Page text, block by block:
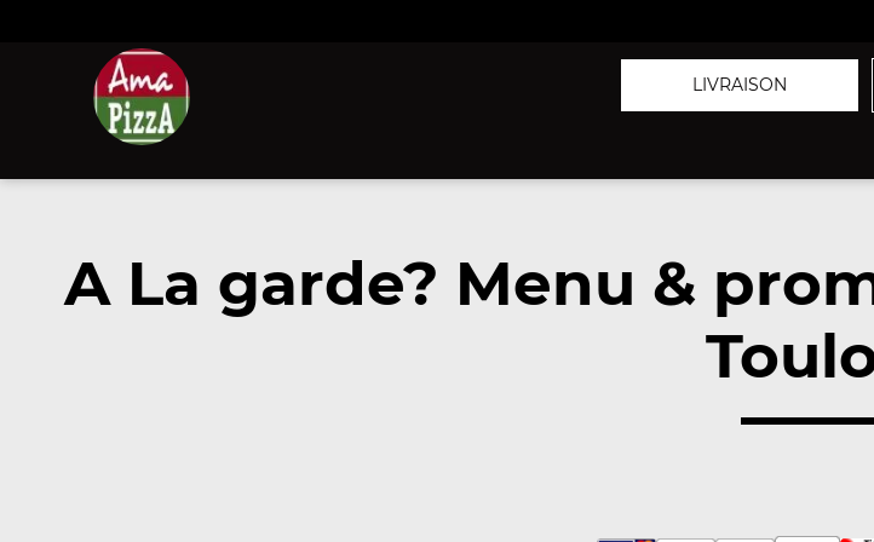
LIVRAISON
A La garde? Menu &